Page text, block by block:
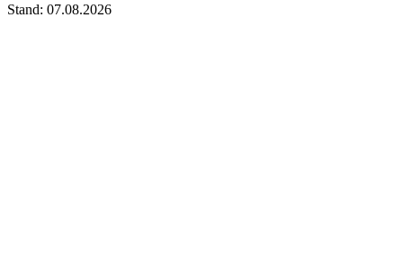
Stand: 07.08.2026